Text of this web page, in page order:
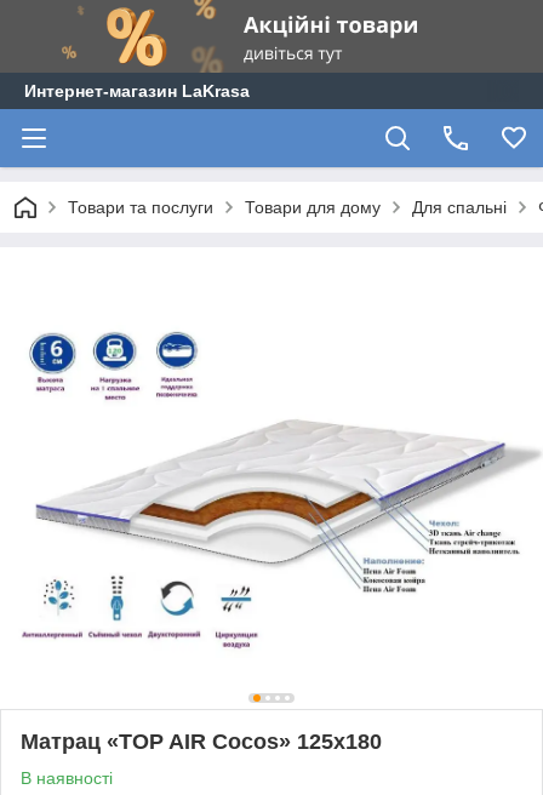
Интернет-магазин LaKrasa
Товари та послуги Товари для дому Для спальні
Матрац «TOP AIR Cocos» 125x180
В наявності